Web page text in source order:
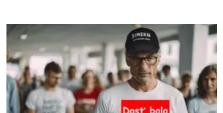
Rokovania
USA
Istanbule
trvajú
už
viac
ako